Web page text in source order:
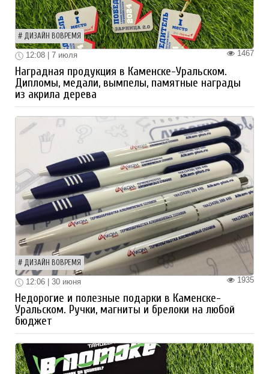
ДИЗАЙН ВОВРЕМЯ
1467
12:08 | 7 июля
Наградная продукция в Каменске-Уральском.
Дипломы, медали, вымпелы, памятные награды
из акрила дерева
ДИЗАЙН ВОВРЕМЯ
1935
12:06 | 30 июня
Недорогие и полезные подарки в Каменске-
Уральском. Ручки, магниты и брелоки на любой
бюджет